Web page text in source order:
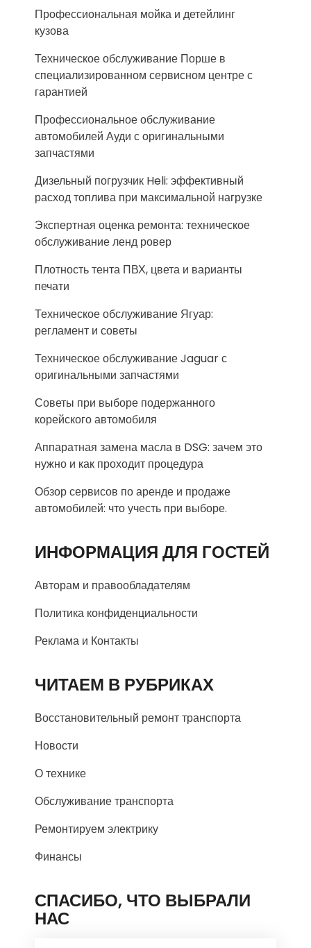
Профессиональная мойка и детейлинг
кузова
Техническое обслуживание Порше в
специализированном сервисном центре с
гарантией
Профессиональное обслуживание
автомобилей Ауди с оригинальными
запчастями
Дизельный погрузчик Heli: эффективный
расход топлива при максимальной нагрузке
Экспертная оценка ремонта: техническое
обслуживание ленд ровер
Плотность тента ПВХ, цвета и варианты
печати
Техническое обслуживание Ягуар:
регламент и советы
Техническое обслуживание Jaguar с
оригинальными запчастями
Советы при выборе подержанного
корейского автомобиля
Аппаратная замена масла в DSG: зачем это
нужно и как проходит процедура
Обзор сервисов по аренде и продаже
автомобилей: что учесть при выборе.
ИНФОРМАЦИЯ ДЛЯ ГОСТЕЙ
Авторам и правообладателям
Политика конфиденциальности
Реклама и Контакты
ЧИТАЕМ В РУБРИКАХ
Восстановительный ремонт транспорта
Новости
О технике
Обслуживание транспорта
Ремонтируем электрику
Финансы
СПАСИБО, ЧТО ВЫБРАЛИ
НАС